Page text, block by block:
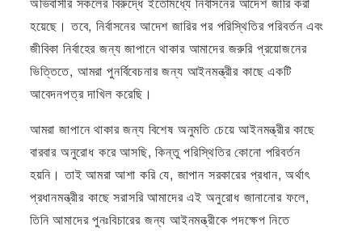
হয়েছে। তবে, নির্বাসনের আদেশ জারির পর পরিস্থিতির পরিবর্তন এবং
জীবিকা নির্বাহের জন্য জাপানে থাকার আমাদের জরুরি প্রয়োজনের
ভিত্তিতে, আমরা পুনর্বিবেচনার জন্য আইনমন্ত্রীর কাছে একটি
আবেদনপত্র দাখিল করেছি।
আমরা জাপানে থাকার জন্য বিশেষ অনুমতি চেয়ে আইনমন্ত্রীর কাছে
বারবার অনুরোধ করে আসছি, কিন্তু পরিস্থিতির কোনো পরিবর্তন
হয়নি। তাই আমরা আশা করি যে, জাপান সরকারের প্রধান, অর্থাৎ
প্রধানমন্ত্রীর কাছে সরাসরি আমাদের এই অনুরোধ জানানোর ফলে,
তিনি আমাদের পুনঃবিচারের জন্য আইনমন্ত্রীকে পদক্ষেপ নিতে